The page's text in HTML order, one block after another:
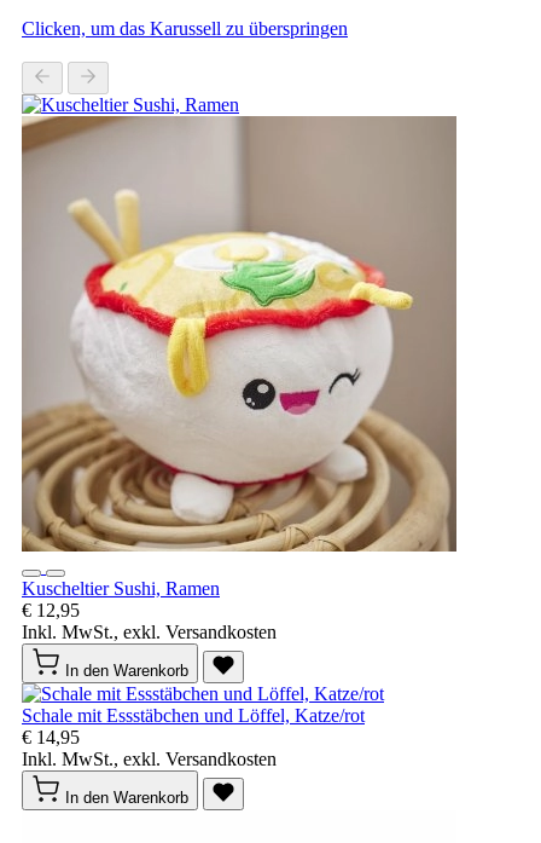
Clicken, um das Karussell zu überspringen
Kuscheltier Sushi, Ramen
€ 12,95
Inkl. MwSt., exkl. Versandkosten
In den Warenkorb
Schale mit Essstäbchen und Löffel, Katze/rot
€ 14,95
Inkl. MwSt., exkl. Versandkosten
In den Warenkorb